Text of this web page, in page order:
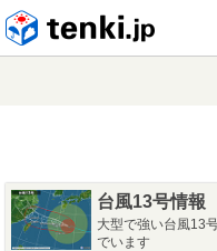
台風13号情報
大型で強い台風13
でいます